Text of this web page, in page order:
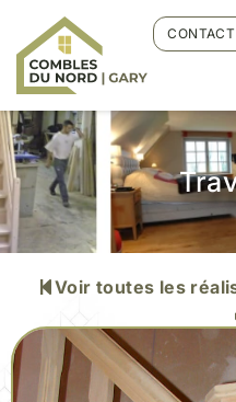
CONTACT
Voir toutes les